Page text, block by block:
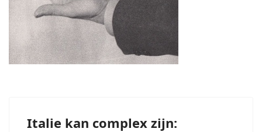
Italie kan complex zijn: